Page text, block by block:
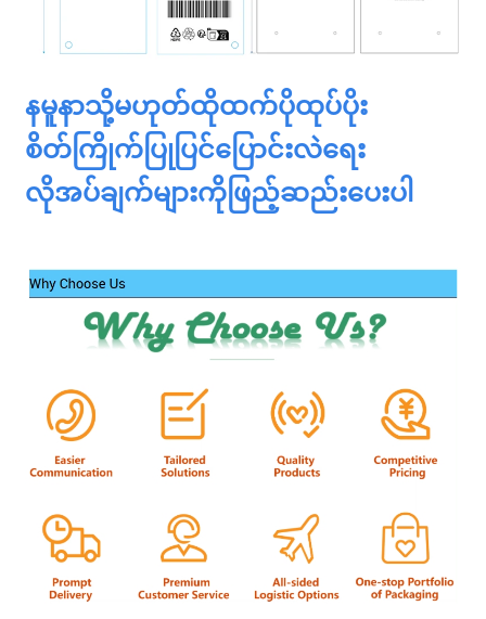
နမူနာသို့မဟုတ်ထိုထက်ပိုထုပ်ပိုး
စိတ်ကြိုက်ပြုပြင်ပြောင်းလဲရေး
လိုအပ်ချက်များကိုဖြည့်ဆည်းပေးပါ